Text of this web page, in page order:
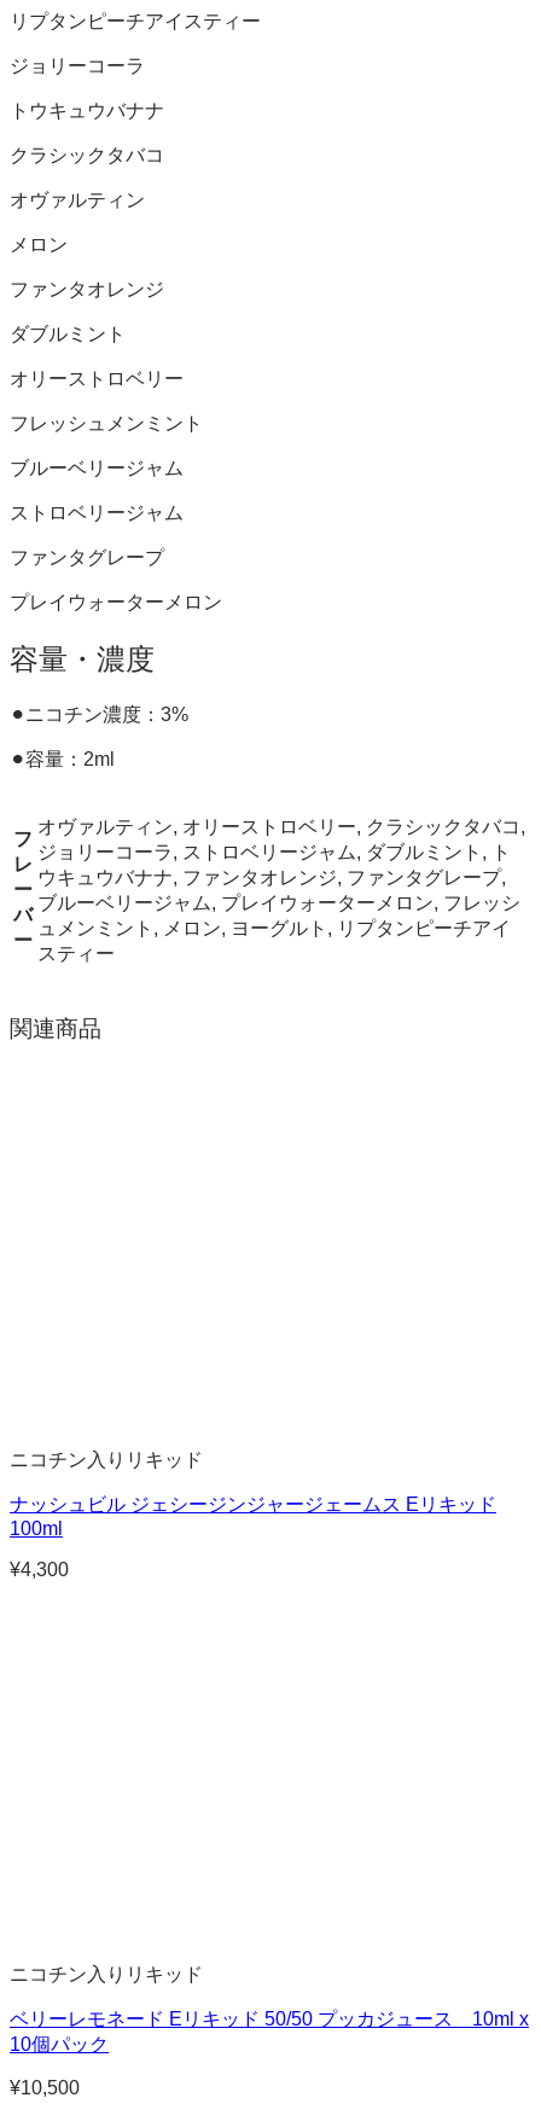
リプタンピーチアイスティー
ジョリーコーラ
トウキュウバナナ
クラシックタバコ
オヴァルティン
メロン
ファンタオレンジ
ダブルミント
オリーストロベリー
フレッシュメンミント
ブルーベリージャム
ストロベリージャム
ファンタグレープ
プレイウォーターメロン
容量・濃度
⚫︎ニコチン濃度：3%
⚫︎容量：2ml
フ
レ
ー
バ
ー
オヴァルティン, オリーストロベリー, クラシックタバコ,
ジョリーコーラ, ストロベリージャム, ダブルミント, ト
ウキュウバナナ, ファンタオレンジ, ファンタグレープ,
ブルーベリージャム, プレイウォーターメロン, フレッシ
ュメンミント, メロン, ヨーグルト, リプタンピーチアイ
スティー
関連商品
ニコチン入りリキッド
ナッシュビル ジェシージンジャージェームス Eリキッド
100ml
¥4,300
ニコチン入りリキッド
ベリーレモネード Eリキッド 50/50 プッカジュース 10ml x
10個パック
¥10,500